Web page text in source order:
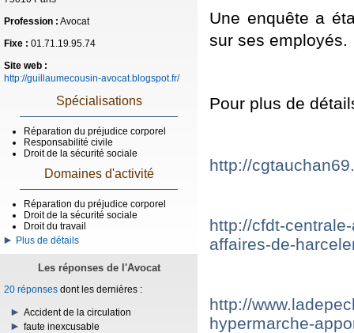
Profession : Avocat
Fixe : 01.71.19.95.74
Site web :
http://guillaumecousin-avocat.blogspot.fr/
Spécialisations
Réparation du préjudice corporel
Responsabilité civile
Droit de la sécurité sociale
Domaines d'activité
Réparation du préjudice corporel
Droit de la sécurité sociale
Droit du travail
Plus de détails
Les réponses de l'Avocat
20 réponses dont les dernières :
Accident de la circulation
faute inexcusable
Une enquête a
sur ses employés.
Pour plus de
http://
http://cfdt-
affaires-de-
http://
hypermarche-